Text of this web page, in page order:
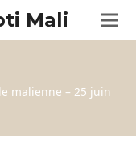
Mali
malienne – 25 juin